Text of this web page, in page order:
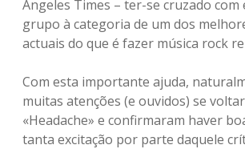
Angeles Times – ter-se cruzado com
grupo à categoria de um dos
actuais do que é fazer música rock
Com esta importante ajuda,
muitas atenções (e ouvidos) se
«Headache» e confirmaram haver
tanta excitação por parte daquele